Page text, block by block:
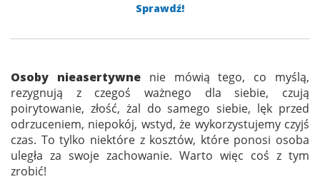
Sprawdź!
Osoby nieasertywnenie mówią tego, co myślą,
rezygnują z czegoś ważnego dla siebie, czują
poirytowanie, złość, żal do samego siebie, lęk przed
odrzuceniem, niepokój, wstyd, że wykorzystujemy czyjś
czas. To tylko niektóre z kosztów, które ponosi osoba
uległa za swoje zachowanie. Warto więc coś z tym
zrobić!